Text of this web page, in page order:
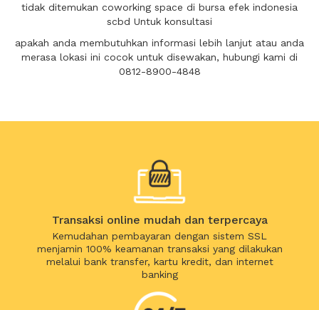
tidak ditemukan coworking space di bursa efek indonesia
scbd Untuk konsultasi
apakah anda membutuhkan informasi lebih lanjut atau anda
merasa lokasi ini cocok untuk disewakan, hubungi kami di
0812-8900-4848
Transaksi online mudah dan terpercaya
Kemudahan pembayaran dengan sistem SSL
menjamin 100% keamanan transaksi yang dilakukan
melalui bank transfer, kartu kredit, dan internet
banking